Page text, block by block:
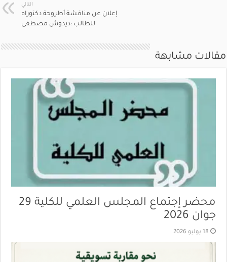
التالي
إعلان عن مناقشة أطروحة دكتوراه
للطالب :ديدوش مصطفى
مقالات مشابهة
محضر إجتماع المجلس العلمي للكلية 29
جوان 2026
18 يوليو 2026